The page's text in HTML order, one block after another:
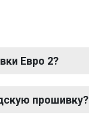
Евро 2?
прошивку?